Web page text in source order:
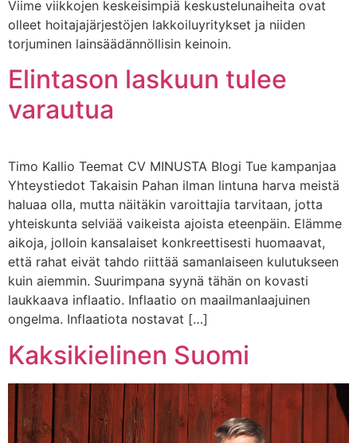
Viime viikkojen keskeisimpiä keskustelunaiheita ovat
olleet hoitajajärjestöjen lakkoiluyritykset ja niiden
torjuminen lainsäädännöllisin keinoin.
Elintason laskuun tulee
varautua
Timo Kallio Teemat CV MINUSTA Blogi Tue kampanjaa
Yhteystiedot Takaisin Pahan ilman lintuna harva meistä
haluaa olla, mutta näitäkin varoittajia tarvitaan, jotta
yhteiskunta selviää vaikeista ajoista eteenpäin. Elämme
aikoja, jolloin kansalaiset konkreettisesti huomaavat,
että rahat eivät tahdo riittää samanlaiseen kulutukseen
kuin aiemmin. Suurimpana syynä tähän on kovasti
laukkaava inflaatio. Inflaatio on maailmanlaajuinen
ongelma. Inflaatiota nostavat […]
Kaksikielinen Suomi